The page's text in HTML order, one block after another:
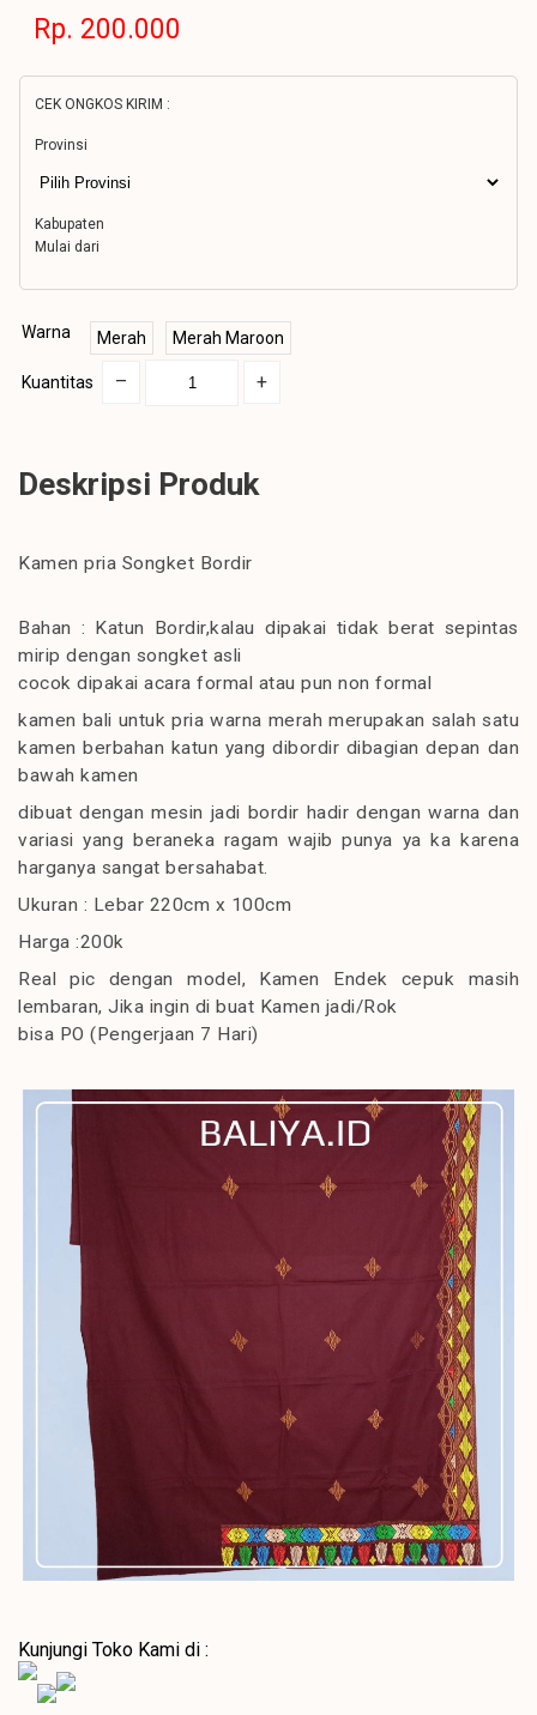
Rp. 200.000
CEK ONGKOS KIRIM :
Provinsi
Kabupaten
Mulai dari
Warna Merah Merah Maroon
Kuantitas – +
Deskripsi Produk
Kamen pria Songket Bordir
Bahan : Katun Bordir,kalau dipakai tidak berat sepintas
mirip dengan songket asli
cocok dipakai acara formal atau pun non formal
kamen bali untuk pria warna merah merupakan salah satu
kamen berbahan katun yang dibordir dibagian depan dan
bawah kamen
dibuat dengan mesin jadi bordir hadir dengan warna dan
variasi yang beraneka ragam wajib punya ya ka karena
harganya sangat bersahabat.
Ukuran : Lebar 220cm x 100cm
Harga :200k
Real pic dengan model, Kamen Endek cepuk masih
lembaran, Jika ingin di buat Kamen jadi/Rok
bisa PO (Pengerjaan 7 Hari)
Kunjungi Toko Kami di :